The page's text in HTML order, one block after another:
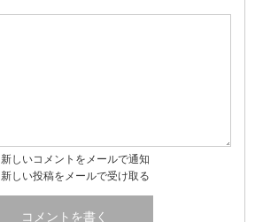
新しいコメントをメールで通知
新しい投稿をメールで受け取る